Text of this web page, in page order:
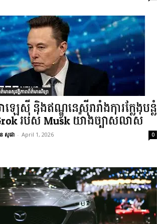
មានសុវត្ថិភាពព័ត៌មានវិទ្យា
ឡេស៊ី និងឥណ្ឌូនេស៊ីរារាំងការក្លែងបន្លំ
របស់ Musk យ៉ាងច្បាស់លាស់
សុផា - April 1, 2026 0